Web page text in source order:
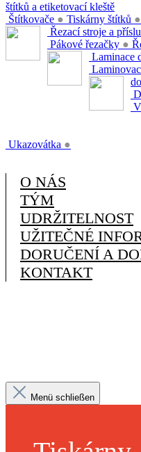
štítků a etiketovací kleště
Štítkovače ● Tiskárny štítků ●
Řezací stroje a
Pákové řezačky ●
Laminace
Ukazovátka ●
O NÁS
TÝM
UDRŽITELNOST
UŽITEČNÉ
DORUČENÍ A
KONTAKT
Menü schließen